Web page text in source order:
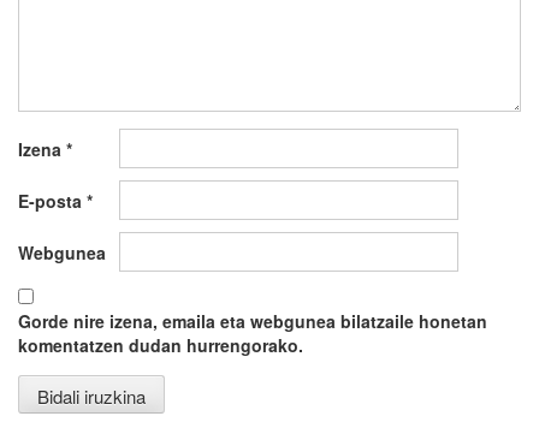
Izena *
E-posta *
Webgunea
Gorde nire izena, emaila eta webgunea bilatzaile honetan
komentatzen dudan hurrengorako.